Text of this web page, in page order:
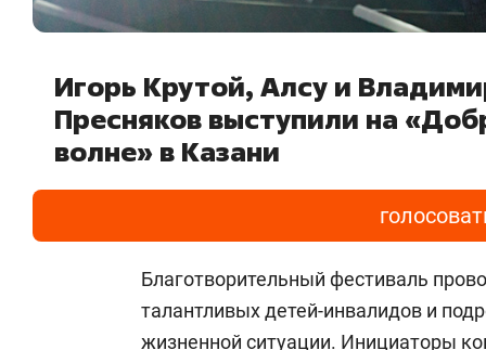
Игорь Крутой, Алсу и
Пресняков выступили на
волне» в Казани
Благотворительный фестиваль
талантливых детей-инвалидов и
жизненной ситуации. Инициаторы